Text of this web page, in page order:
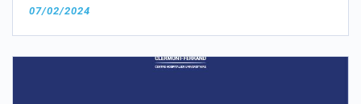
07/02/2024